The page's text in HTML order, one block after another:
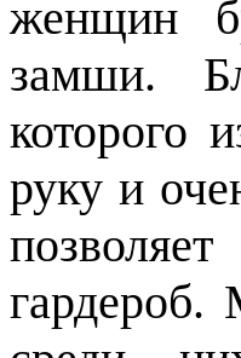
женщин
замши.
которого
руку и